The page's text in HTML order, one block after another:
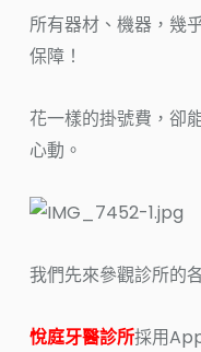
所有器材、機器，幾
保障！
花一樣的掛號費，卻
心動。
我們先來參觀診所的
悅庭牙醫診所採用